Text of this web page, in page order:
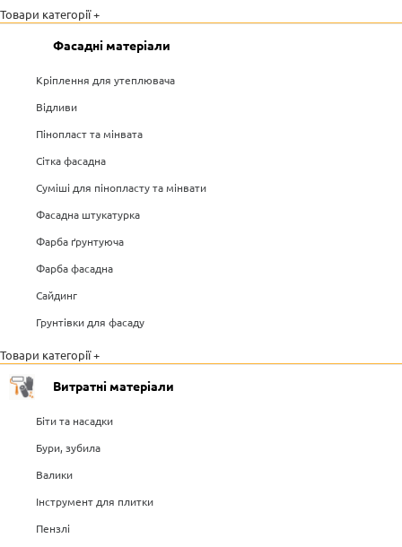
Товари категорії +
Фасадні матеріали
Кріплення для утеплювача
Відливи
Пінопласт та мінвата
Сітка фасадна
Суміші для пінопласту та мінвати
Фасадна штукатурка
Фарба ґрунтуюча
Фарба фасадна
Сайдинг
Грунтівки для фасаду
Товари категорії +
Витратні матеріали
Біти та насадки
Бури, зубила
Валики
Інструмент для плитки
Пензлі